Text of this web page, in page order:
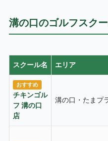
溝の口のゴルフスク
スクール名 エリア
おすすめ
チキンゴル
フ 溝の口
店
溝の口・たまプ